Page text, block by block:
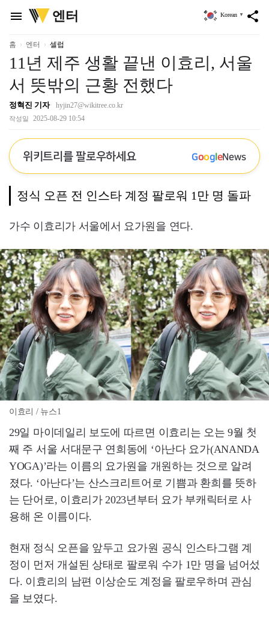
menu
위
키
리
엔터 share
Korean ▼
홈 엔터 셀럽
11년 제주 생활 끝낸 이효리, 서울
서 뜻밖의 근황 전했다
정혁진 기자 hyjin27@wikitree.co.kr
작성일 2025-08-29 10:54
위키트리를 팔로우하세요 GoogleNews
정식 오픈 전 인스타 계정 팔로워 1만 명 돌파
가수 이효리가 서울에서 요가원을 연다.
이효리 / 뉴스1
29일 마이데일리 보도에 따르면 이효리는 오는 9월 첫
째 주 서울 서대문구 연희동에 ‘아난다 요가(ANANDA
YOGA)’라는 이름의 요가원을 개원하는 것으로 알려
졌다. ‘아난다’는 산스크리트어로 기쁨과 환희를 뜻하
는 단어로, 이효리가 2023년부터 요가 부캐릭터로 사
용해 온 이름이다.
현재 정식 오픈을 앞두고 요가원 공식 인스타그램 계
정이 먼저 개설된 상태로 팔로워 수가 1만 명을 넘어섰
다. 이효리의 남편 이상순도 계정을 팔로우하며 관심
을 보였다.